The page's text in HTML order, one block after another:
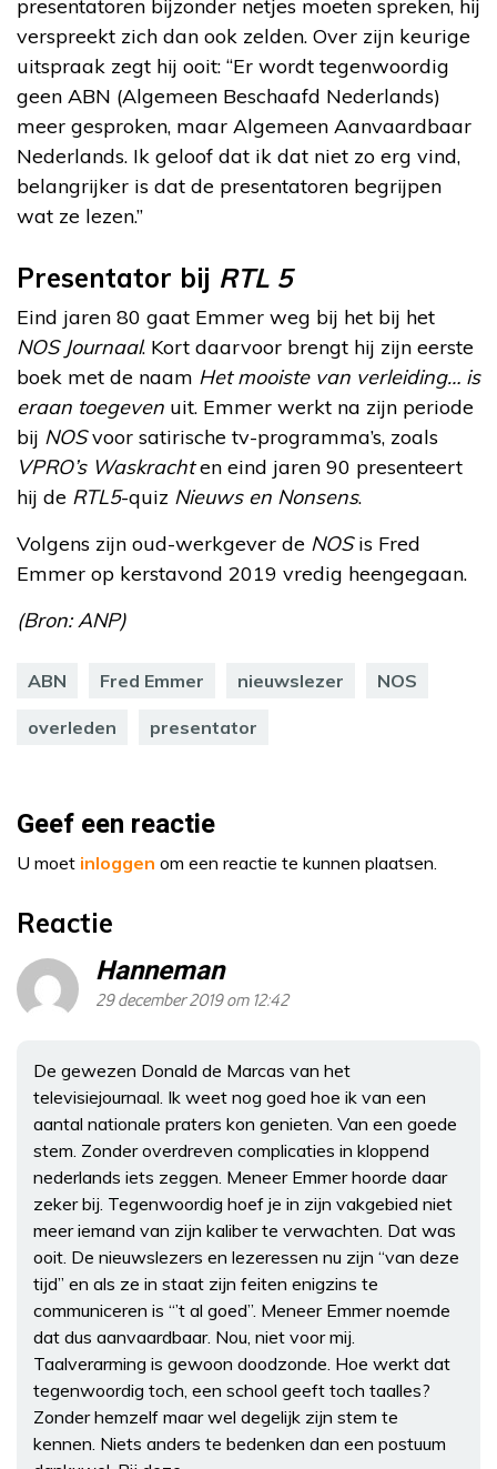
presentatoren bijzonder netjes moeten spreken, hij
verspreekt zich dan ook zelden. Over zijn keurige
uitspraak zegt hij ooit: “Er wordt tegenwoordig
geen ABN (Algemeen Beschaafd Nederlands)
meer gesproken, maar Algemeen Aanvaardbaar
Nederlands. Ik geloof dat ik dat niet zo erg vind,
belangrijker is dat de presentatoren begrijpen
wat ze lezen.”
Presentator bij RTL 5
Eind jaren 80 gaat Emmer weg bij het bij het
NOS Journaal. Kort daarvoor brengt hij zijn eerste
boek met de naam Het mooiste van verleiding… is
eraan toegeven uit. Emmer werkt na zijn periode
bij NOSvoor satirische tv-programma’s, zoals
VPRO’s Waskrachten eind jaren 90 presenteert
hij de RTL5-quiz Nieuws en Nonsens.
Volgens zijn oud-werkgever de NOSis Fred
Emmer op kerstavond 2019 vredig heengegaan.
(Bron: ANP)
ABN Fred Emmer nieuwslezer NOS
overleden presentator
Geef een reactie
U moet inloggen om een reactie te kunnen plaatsen.
Reactie
Hanneman
29 december 2019 om 12:42
De gewezen Donald de Marcas van het
televisiejournaal. Ik weet nog goed hoe ik van een
aantal nationale praters kon genieten. Van een goede
stem. Zonder overdreven complicaties in kloppend
nederlands iets zeggen. Meneer Emmer hoorde daar
zeker bij. Tegenwoordig hoef je in zijn vakgebied niet
meer iemand van zijn kaliber te verwachten. Dat was
ooit. De nieuwslezers en lezeressen nu zijn “van deze
tijd” en als ze in staat zijn feiten enigzins te
communiceren is “’t al goed”. Meneer Emmer noemde
dat dus aanvaardbaar. Nou, niet voor mij.
Taalverarming is gewoon doodzonde. Hoe werkt dat
tegenwoordig toch, een school geeft toch taalles?
Zonder hemzelf maar wel degelijk zijn stem te
kennen. Niets anders te bedenken dan een postuum